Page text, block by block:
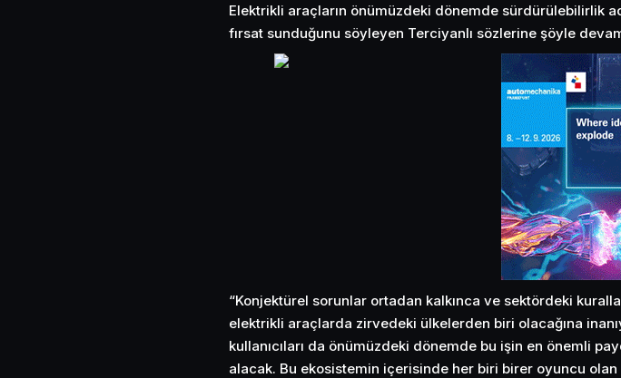
Elektrikli araçların önümüzdeki dönemde sürdürülebilirlik
fırsat sunduğunu söyleyen Terciyanlı sözlerine şöyle
“Konjektürel sorunlar ortadan kalkınca ve sektördeki
elektrikli araçlarda zirvedeki ülkelerden biri olacağına
kullanıcıları da önümüzdeki dönemde bu işin en önemli
alacak. Bu ekosistemin içerisinde her biri birer oyuncu olan